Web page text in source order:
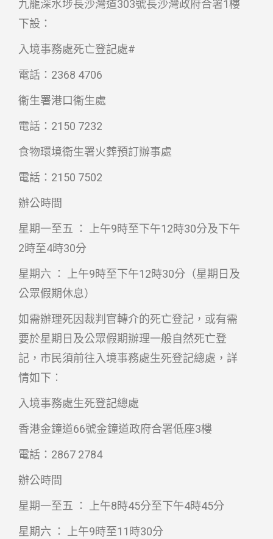
九龍深水埗長沙灣道303號長沙灣政府合署1樓
下設：
入境事務處死亡登記處#
電話：2368 4706
衞生署港口衞生處
電話：2150 7232
食物環境衞生署火葬預訂辦事處
電話：2150 7502
辦公時間
星期一至五 ： 上午9時至下午12時30分及下午
2時至4時30分
星期六 ： 上午9時至下午12時30分（星期日及
公眾假期休息）
如需辦理死因裁判官轉介的死亡登記，或有需
要於星期日及公眾假期辦理一般自然死亡登
記，市民須前往入境事務處生死登記總處，詳
情如下︰
入境事務處生死登記總處
香港金鐘道66號金鐘道政府合署低座3樓
電話：2867 2784
辦公時間
星期一至五 ： 上午8時45分至下午4時45分
星期六 ： 上午9時至11時30分